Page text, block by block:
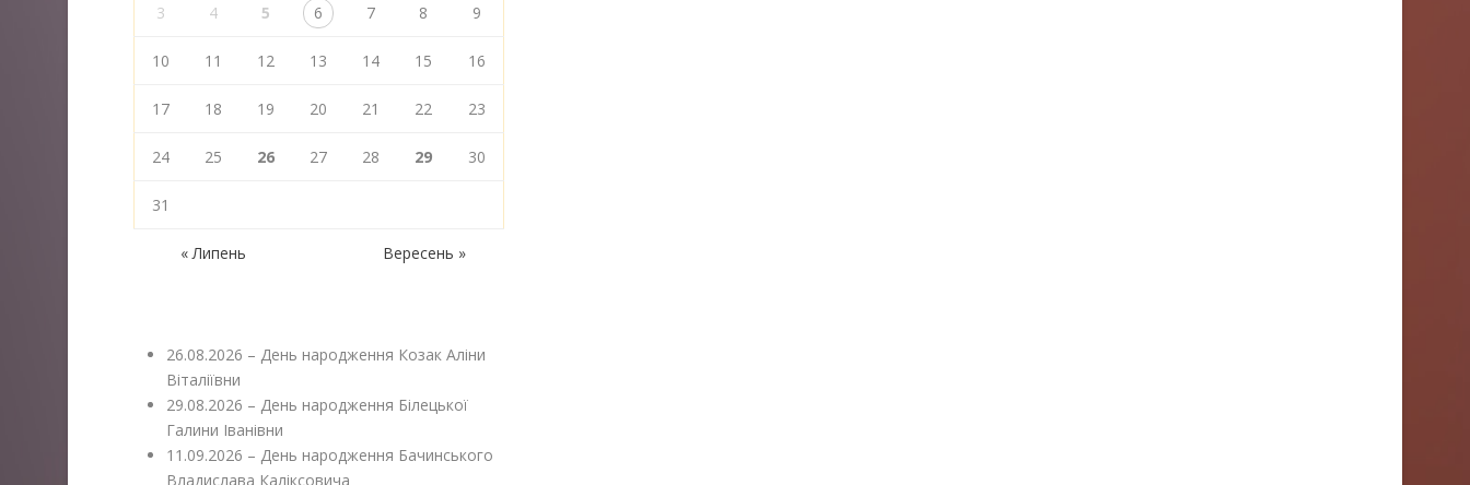
3 4 5 6 7 8 9
10 11 12 13 14 15 16
17 18 19 20 21 22 23
24 25 26 27 28 29 30
31
« Липень Вересень »
26.08.2026 – День народження Козак Аліни
Віталіївни
29.08.2026 – День народження Білецької
Галини Іванівни
11.09.2026 – День народження Бачинського
Владислава Каліксовича